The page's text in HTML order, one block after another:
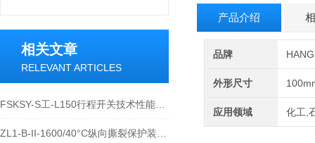
相关文章
RELEVANT ARTICLES
产品介绍
品牌
外形尺寸
应用领域 化工,